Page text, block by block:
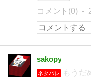
コメント(0)
sakopy
ネタバレ
もうだ